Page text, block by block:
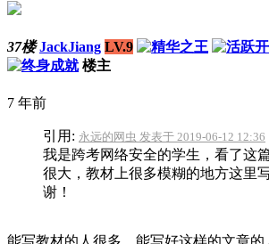
37楼 JackJiang LV.9
楼主
7 年前
引用: 永远的网虫 发表于 2019-06-12 12:36
我是跨考网络安全的学生，看了这
很大，教材上很多模糊的地方这里
谢！
能写教材的人很多，能写好这样的文章的